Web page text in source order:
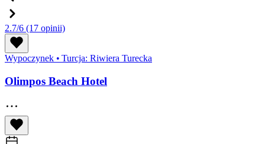
2.7/6 (17 opinii)
Wypoczynek • Turcja: Riwiera Turecka
Olimpos Beach Hotel